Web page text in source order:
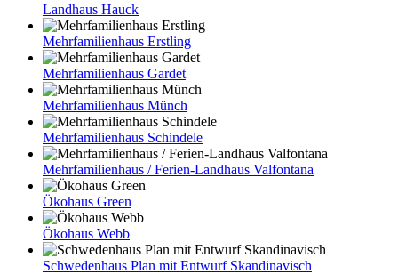
Landhaus Hauck
Mehrfamilienhaus Erstling
Mehrfamilienhaus Gardet
Mehrfamilienhaus Münch
Mehrfamilienhaus Schindele
Mehrfamilienhaus / Ferien-Landhaus Valfontana
Ökohaus Green
Ökohaus Webb
Schwedenhaus Plan mit Entwurf Skandinavisch